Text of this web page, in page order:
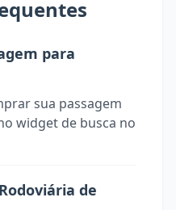
para
sua passagem
widget de busca no
de